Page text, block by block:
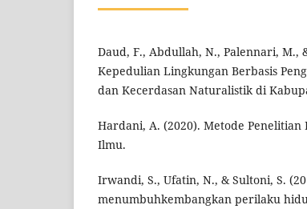
Daud, F., Abdullah, N., Palennari, M.,
Kepedulian Lingkungan Berbasis
dan Kecerdasan Naturalistik di
Hardani, A. (2020). Metode
Ilmu.
Irwandi, S., Ufatin, N., & Sultoni, S.
menumbuhkembangkan perilaku